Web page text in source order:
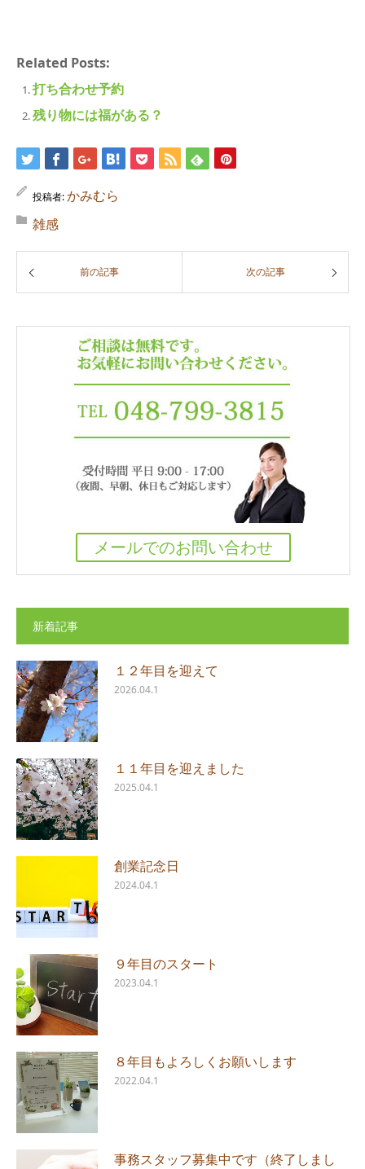
Related Posts:
打ち合わせ予約
残り物には福がある？
投稿者:かみむら
雑感
前の記事 次の記事
メールでのお問い合わせ
新着記事
１２年目を迎えて
2026.04.1
１１年目を迎えました
2025.04.1
創業記念日
2024.04.1
９年目のスタート
2023.04.1
８年目もよろしくお願いします
2022.04.1
事務スタッフ募集中です（終了しまし